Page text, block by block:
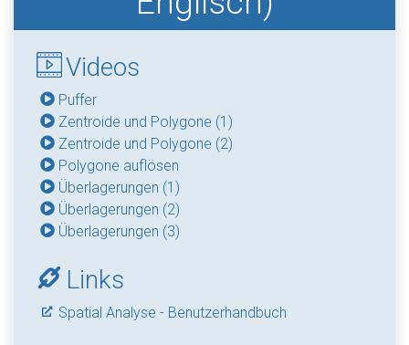
Videos
Puffer
Zentroide und Polygone (1)
Zentroide und Polygone (2)
Polygone auflösen
Überlagerungen (1)
Überlagerungen (2)
Überlagerungen (3)
Links
Spatial Analyse - Benutzerhandbuch